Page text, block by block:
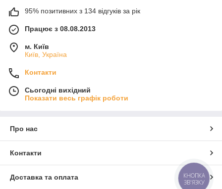
95% позитивних з 134 відгуків за рік
Працює з 08.08.2013
м. Київ
Київ, Україна
Контакти
Сьогодні вихідний
Показати весь графік роботи
Про нас
Контакти
Доставка та оплата
КНОПКА
ЗВ'ЯЗКУ